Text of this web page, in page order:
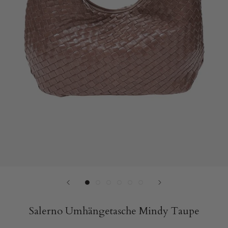
Neu: Weiches
Wildleder
Salerno Umhängetasche Mindy Taupe